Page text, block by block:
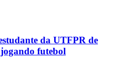
da UTFPR de
futebol